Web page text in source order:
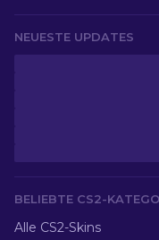
NEUESTE UPDATES
BELIEBTE CS2-
Alle CS2-Skins